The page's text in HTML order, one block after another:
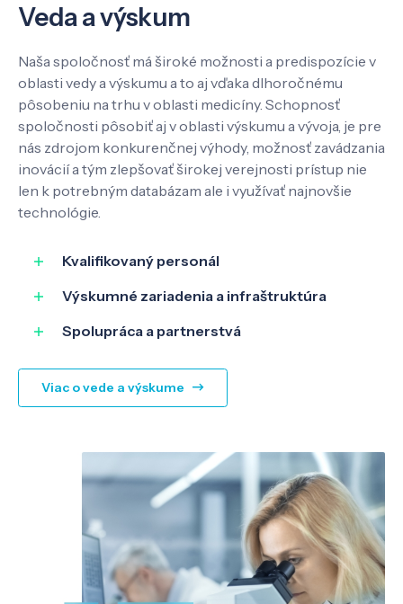
Veda a výskum
Naša spoločnosť má široké možnosti a predispozície v
oblasti vedy a výskumu a to aj vďaka dlhoročnému
pôsobeniu na trhu v oblasti medicíny. Schopnosť
spoločnosti pôsobiť aj v oblasti výskumu a vývoja, je pre
nás zdrojom konkurenčnej výhody, možnosť zavádzania
inovácií a tým zlepšovať širokej verejnosti prístup nie
len k potrebným databázam ale i využívať najnovšie
technológie.
Kvalifikovaný personál
Výskumné zariadenia a infraštruktúra
Spolupráca a partnerstvá
Viac o vede a výskume